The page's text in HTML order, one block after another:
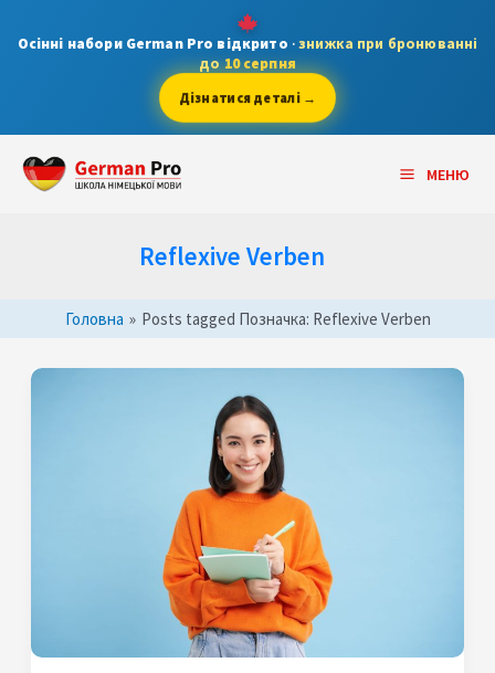
Осінні набори German Pro відкрито ·знижка при бронюванні
до10 серпня
Дізнатися деталі →
Main
МЕНЮ
Reflexive Verben
Головна » Posts tagged Позначка: Reflexive Verben